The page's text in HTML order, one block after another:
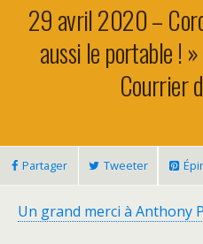
29 avril 2020 –
aussi le portable !
Courrier
Partager Tweeter
Un grand merci à Anthony